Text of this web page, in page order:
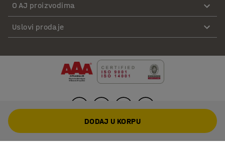
O AJ proizvodima
Uslovi prodaje
DODAJ U KORPU